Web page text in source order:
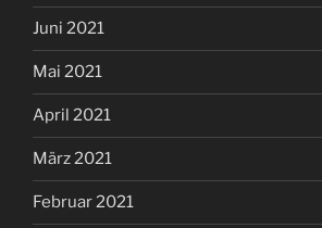
Juni 2021
Mai 2021
April 2021
März 2021
Februar 2021